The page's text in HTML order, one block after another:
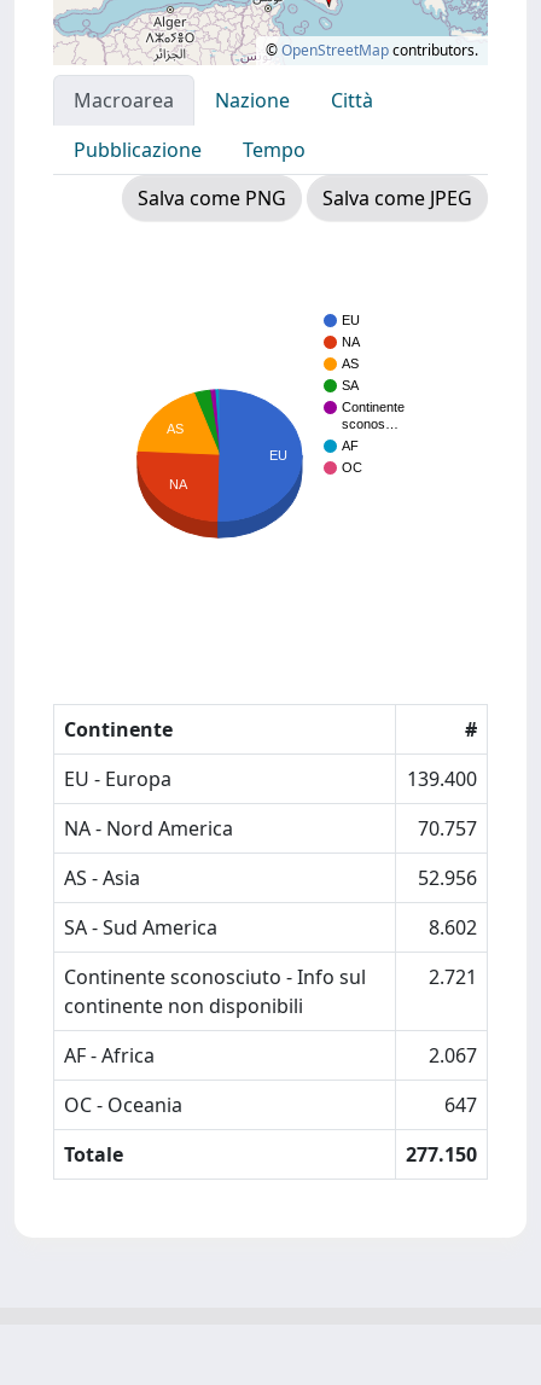
©OpenStreetMapcontributors.
Macroarea Nazione
Città
Pubblicazione
Tempo
Salva come PNG
Salva come JPEG
EU
NA
AS
SA
Continente
sconos…
AF
OC
AS
NA
EU
Continente
#
EU - Europa
139.400
NA - Nord America
70.757
AS - Asia
52.956
SA - Sud America
8.602
Continente sconosciuto - Info sul
continente non disponibili
2.721
AF - Africa
2.067
OC - Oceania
647
Totale
277.150